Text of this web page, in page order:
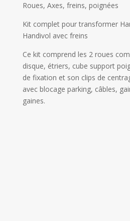
Handivol
Roues, Axes, freins, poignées
Kit complet pour transformer
Handivol avec freins
Ce kit comprend les 2 roues
disque, étriers, cube support
de fixation et son clips de
avec blocage parking, câbles,
gaines.